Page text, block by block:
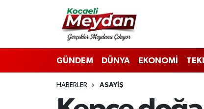
GÜNDEM DÜNYA EKONOMİ
HABERLER ASAYIŞ
Nöbetçi Eczaneler
Hava Durumu
Trafik Durumu